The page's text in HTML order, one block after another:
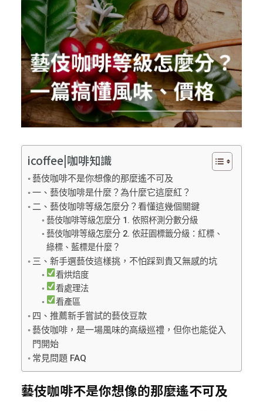
icoffee|咖啡知識
藝伎咖啡不是你想像的那麼遙不可及
一、藝伎咖啡是什麼？為什麼它這麼紅？
二、藝伎咖啡等級怎麼分？看懂這幾個關鍵
藝伎咖啡等級怎麼分 1. 依照杯測分數分級
藝伎咖啡等級怎麼分 2. 依莊園標籤分級：紅標、
綠標、藍標是什麼？
三、新手選藝伎這樣挑，不怕踩到貴又無感的坑
看烘焙度
看處理法
看產區
四、推薦新手嘗試的藝伎豆款
藝伎咖啡，是一場風味的高級巡禮，但你也能從入
門開始
常見問題 FAQ
藝伎咖啡不是你想像的那麼遙不可及